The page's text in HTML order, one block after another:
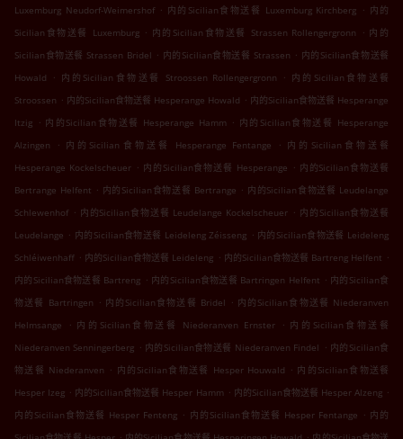
Luxemburg Neudorf-Weimershof . 内的Sicilian食物送餐 Luxemburg Kirchberg . 内的
Sicilian食物送餐 Luxemburg . 内的Sicilian食物送餐 Strassen Rollengergronn . 内的
Sicilian食物送餐 Strassen Bridel . 内的Sicilian食物送餐 Strassen . 内的Sicilian食物送餐
Howald
. 内的Sicilian食物送餐 Stroossen Rollengergronn . 内的Sicilian食物送餐
Stroossen . 内的Sicilian食物送餐 Hesperange Howald . 内的Sicilian食物送餐 Hesperange
Itzig . 内的Sicilian食物送餐 Hesperange Hamm . 内的Sicilian食物送餐 Hesperange
Alzingen
. 内的Sicilian食物送餐 Hesperange Fentange . 内的Sicilian食物送餐
Hesperange Kockelscheuer . 内的Sicilian食物送餐 Hesperange . 内的Sicilian食物送餐
Bertrange Helfent . 内的Sicilian食物送餐 Bertrange . 内的Sicilian食物送餐 Leudelange
Schlewenhof . 内的Sicilian食物送餐 Leudelange Kockelscheuer . 内的Sicilian食物送餐
Leudelange . 内的Sicilian食物送餐 Leideleng Zéisseng . 内的Sicilian食物送餐 Leideleng
Schléiwenhaff . 内的Sicilian食物送餐 Leideleng . 内的Sicilian食物送餐 Bartreng Helfent .
内的Sicilian食物送餐 Bartreng . 内的Sicilian食物送餐 Bartringen Helfent . 内的Sicilian食
物送餐 Bartringen . 内的Sicilian食物送餐 Bridel . 内的Sicilian食物送餐 Niederanven
Helmsange
. 内的Sicilian食物送餐 Niederanven Ernster . 内的Sicilian食物送餐
Niederanven Senningerberg . 内的Sicilian食物送餐 Niederanven Findel . 内的Sicilian食
物送餐 Niederanven . 内的Sicilian食物送餐 Hesper Houwald . 内的Sicilian食物送餐
Hesper Izeg . 内的Sicilian食物送餐 Hesper Hamm . 内的Sicilian食物送餐 Hesper Alzeng .
内的Sicilian食物送餐 Hesper Fenteng . 内的Sicilian食物送餐 Hesper Fentange . 内的
. .